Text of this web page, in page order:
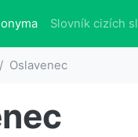
(aktuálně)
Slovník cizích
Oslavenec